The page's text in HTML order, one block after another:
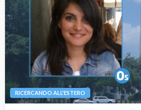
RICERCANDO ALL'ESTERO